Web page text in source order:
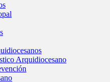
Arquidiocesano